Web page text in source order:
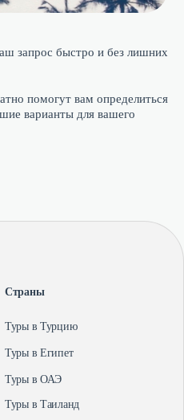
запрос быстро и без лишних
помогут вам определиться
варианты для вашего
Страны
Туры в Турцию
Туры в Египет
Туры в ОАЭ
Туры в Таиланд